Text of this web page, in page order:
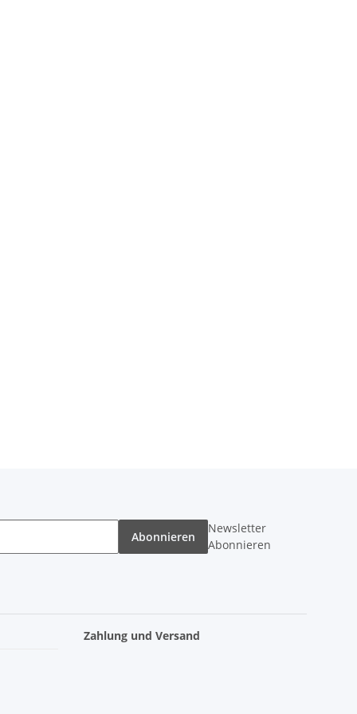
Abonnieren
Newsletter
Abonnieren
Zahlung und Versand